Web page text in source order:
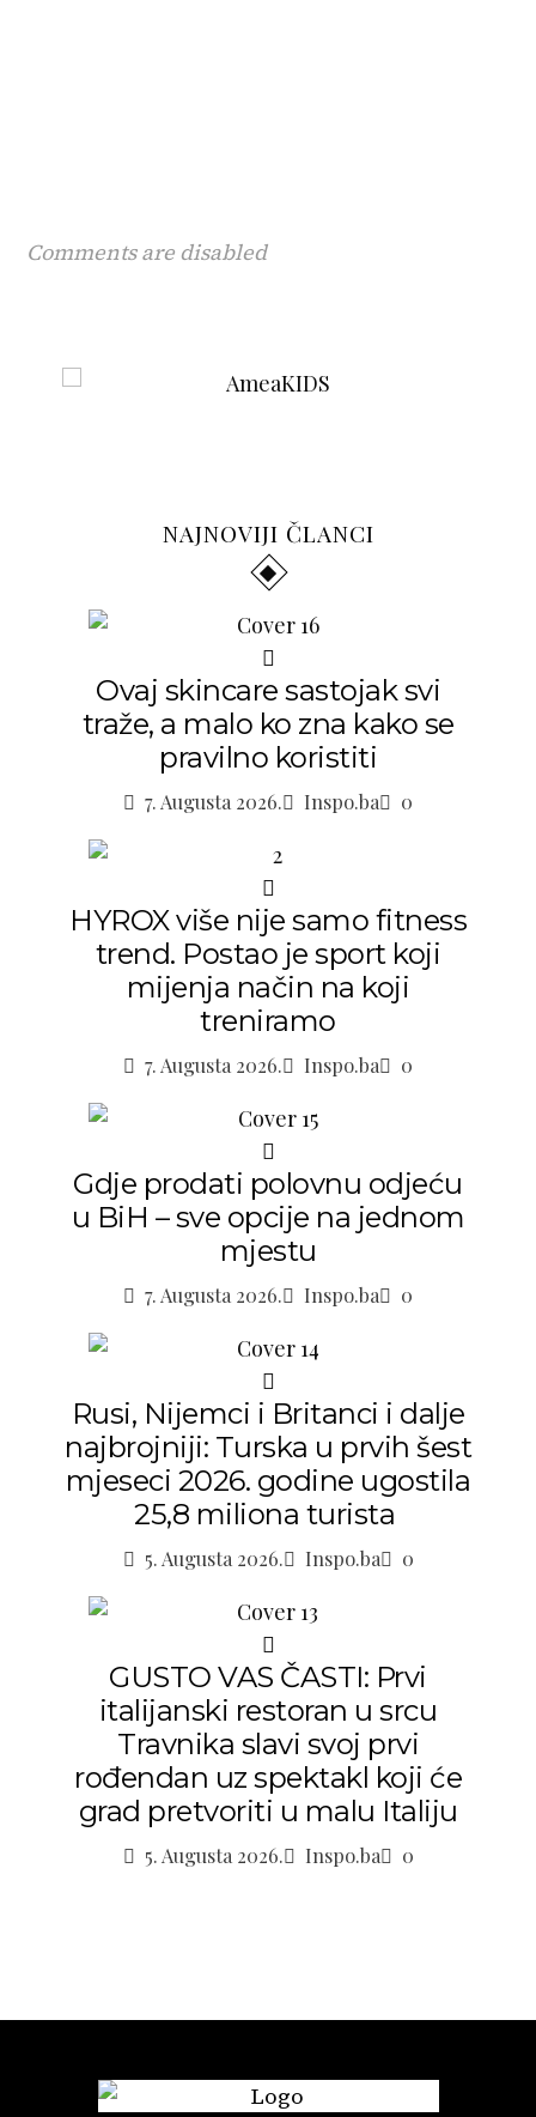
Comments are disabled
NAJNOVIJI ČLANCI
Ovaj skincare sastojak svi
traže, a malo ko zna kako se
pravilno koristiti
7. Augusta 2026. Inspo.ba 0
HYROX više nije samo fitness
trend. Postao je sport koji
mijenja način na koji
treniramo
7. Augusta 2026. Inspo.ba 0
Gdje prodati polovnu odjeću
u BiH – sve opcije na jednom
mjestu
7. Augusta 2026. Inspo.ba 0
Rusi, Nijemci i Britanci i dalje
najbrojniji: Turska u prvih šest
mjeseci 2026. godine ugostila
25,8 miliona turista
5. Augusta 2026. Inspo.ba 0
GUSTO VAS ČASTI: Prvi
italijanski restoran u srcu
Travnika slavi svoj prvi
rođendan uz spektakl koji će
grad pretvoriti u malu Italiju
5. Augusta 2026. Inspo.ba 0